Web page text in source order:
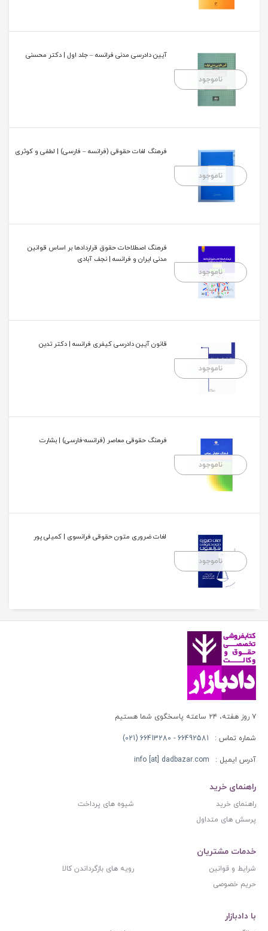
ناموجود
آیین دادرسی مدنی فرانسه – جلد اول | دکتر محسنی
ناموجود
فرهنگ لغات حقوقی (فرانسه – فارسی) | لطفی و کوثری
ناموجود
فرهنگ اصطلاحات حقوق قراردادها بر اساس قوانین
مدنی ایران و فرانسه | نجف آبادی
ناموجود
قانون آیین دادرسی کیفری فرانسه | دکتر تدین
ناموجود
فرهنگ حقوقی معاصر (فرانسه-فارسی) | بشارت
ناموجود
لغات ضروری متون حقوقی فرانسوی | کمیلی پور
۷ روز هفته، ۲۴ ساعته پاسخگوی شما هستیم
شماره تماس : 66492581 - 66413280 (021)
آدرس ایمیل : info [at] dadbazar.com
راهنمای خرید
راهنمای خرید
شیوه های پرداخت
پرسش های متداول
خدمات مشتریان
شرایط و قوانین
رویه های بازگرداندن کالا
حریم خصوصی
با دادبازار